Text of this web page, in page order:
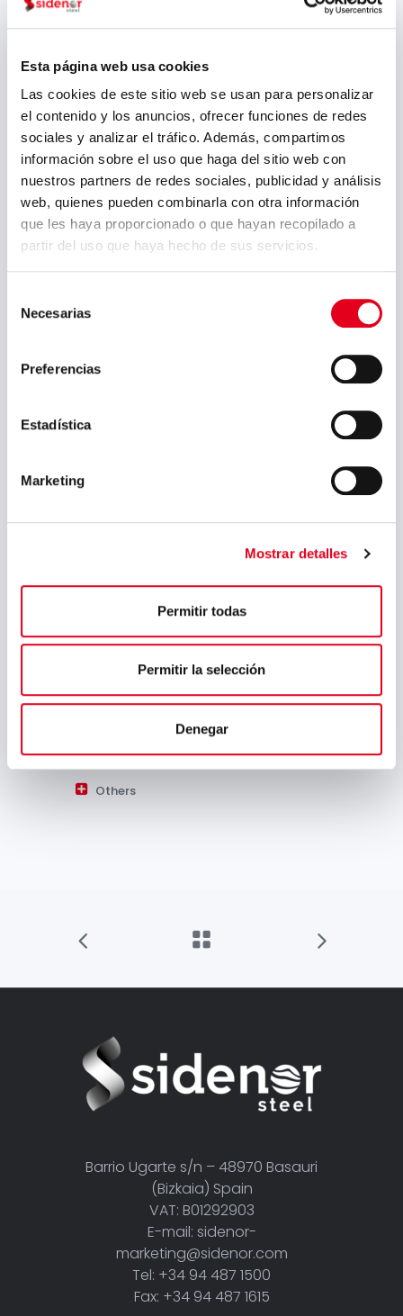
Esta página web usa cookies
Las cookies de este sitio web se usan para personalizar
el contenido y los anuncios, ofrecer funciones de redes
sociales y analizar el tráfico. Además, compartimos
información sobre el uso que haga del sitio web con
nuestros partners de redes sociales, publicidad y análisis
web, quienes pueden combinarla con otra información
que les haya proporcionado o que hayan recopilado a
partir del uso que haya hecho de sus servicios.
Necesarias
Preferencias
Estadística
Marketing
Mostrar detalles
Permitir todas
Permitir la selección
Denegar
DIN 59115 A and B.
Surface:
Delivery condition:
Without thermal treatment
Stress relieving
Annealing (sub critical, spheroidizing)
Normalizing
Quenching and tempering
(English)
Sidenor Special Steels Brochure
(Spanish)
Sidenor Bright Steels Brochure (English)
Automotive
Industrial Vehicle
Capital Goods
Energy
Others
Barrio Ugarte s/n – 48970 Basauri
(Bizkaia) Spain
VAT: B01292903
E-mail: sidenor-
marketing@sidenor.com
Tel: +34 94 487 1500
Fax: +34 94 487 1615